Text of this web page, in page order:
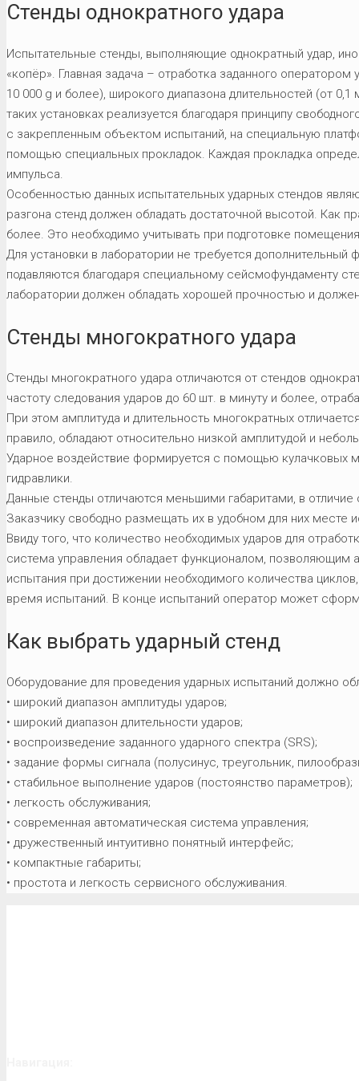
Стенды однократного удара
Испытательные стенды, выполняющие однократный удар,
«копёр». Главная задача – отработка заданного
10 000 g и более), широкого диапазона длительностей (от
таких установках реализуется благодаря принципу
с закрепленным объектом испытаний, на специальную
помощью специальных прокладок. Каждая прокладка
импульса.
Особенностью данных испытательных ударных стендов
разгона стенд должен обладать достаточной высотой. Как
более. Это необходимо учитывать при подготовке
Для установки в лаборатории не требуется
подавляются благодаря специальному сейсмофундаменту
лаборатории должен обладать хорошей прочностью и
Стенды многократного удара
Стенды многократного удара отличаются от стендов
частоту следования ударов до 60 шт. в минуту и более,
При этом амплитуда и длительность многократных
правило, обладают относительно низкой амплитудой и
Ударное воздействие формируется с помощью кулачковых
гидравлики.
Данные стенды отличаются меньшими габаритами, в отличие
Заказчику свободно размещать их в удобном для них месте
Ввиду того, что количество необходимых ударов для
система управления обладает функционалом, позволяющим
испытания при достижении необходимого количества
время испытаний. В конце испытаний оператор может
Как выбрать ударный стенд
Оборудование для проведения ударных испытаний должно
• широкий диапазон амплитуды ударов;
• широкий диапазон длительности ударов;
• воспроизведение заданного ударного спектра (SRS);
• задание формы сигнала (полусинус, треугольник,
• стабильное выполнение ударов (постоянство параметров);
• легкость обслуживания;
• современная автоматическая система управления;
• дружественный интуитивно понятный интерфейс;
• компактные габариты;
• простота и легкость сервисного обслуживания.